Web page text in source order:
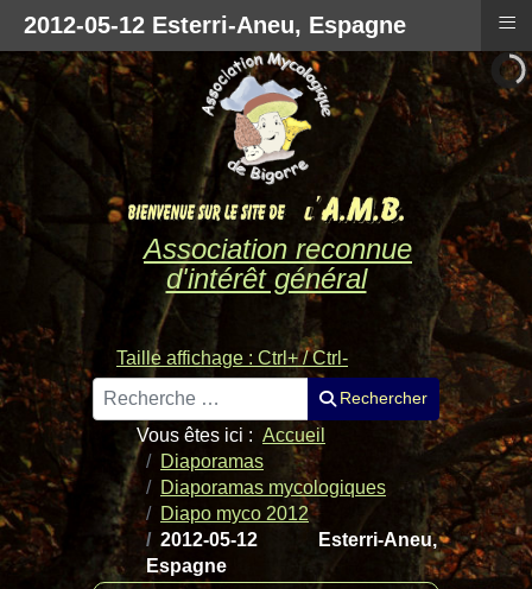
Association reconnue
d'intérêt général
Taille affichage : Ctrl+ / Ctrl-
Rechercher
Rechercher
Vous êtes ici : Accueil
Diaporamas
Diaporamas mycologiques
Diapo myco 2012
2012-05-12 Esterri-Aneu,
Espagne
2012-05-12 Esterri-Aneu, Espagne ≡